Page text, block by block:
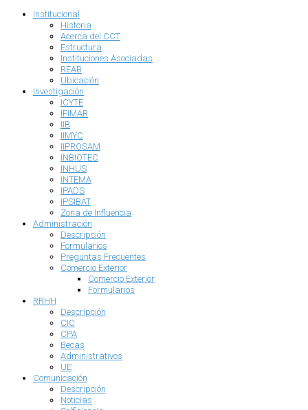
Institucional
Historia
Acerca del CCT
Estructura
Instituciones Asociadas
REAB
Ubicación
Investigación
ICYTE
IFIMAR
IIB
IIMYC
IIPROSAM
INBIOTEC
INHUS
INTEMA
IPADS
IPSIBAT
Zona de Influencia
Administración
Descripción
Formularios
Preguntas Frecuentes
Comercio Exterior
Comercio Exterior
Formularios
RRHH
Descripción
CIC
CPA
Becas
Administrativos
UE
Comunicación
Descripción
Noticias